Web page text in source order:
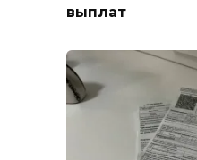
выплат